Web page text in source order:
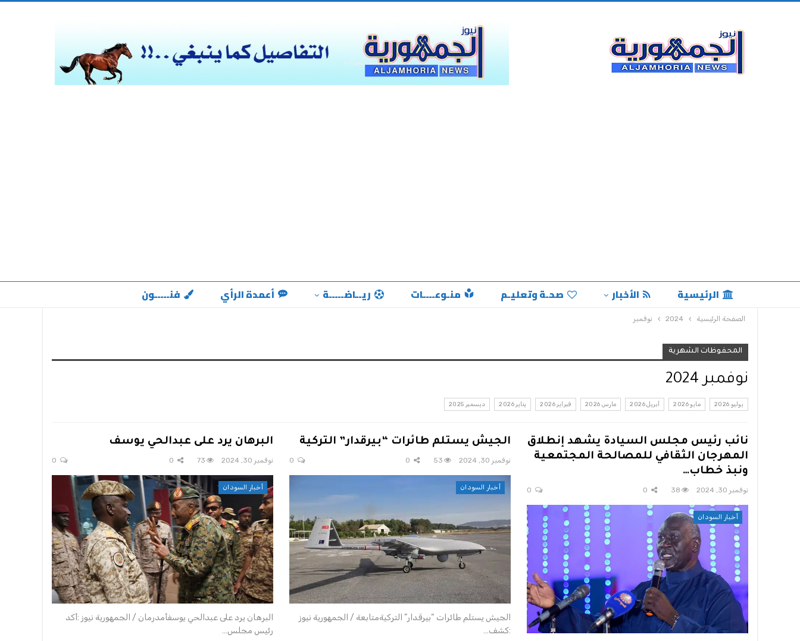
الرئيسية الأخبار صحـة وتعليـم منـوعــــات ريــاضـــــة أعمدة الرأي فنـــــون
الصفحة الرئيسية 2024 نوفمبر
المحفوظات الشهرية
نوفمبر 2024
يوليو 2026 مايو 2026 أبريل 2026 مارس 2026 فبراير 2026 يناير 2026 ديسمبر 2025
نائب رئيس مجلس السيادة يشهد إنطلاق
المهرجان الثقافي للمصالحة المجتمعية
ونبذ خطاب…
نوفمبر 30, 2024 38
أخبار السودان
الجيش يستلم طائرات “بيرقدار” التركية
نوفمبر 30, 2024 53
أخبار السودان
الجيش يستلم طائرات “بيرقدار” التركيةمتابعة / الجمهورية نيوز
:كشف…
البرهان يرد على عبدالحي يوسف
نوفمبر 30, 2024 73
أخبار السودان
البرهان يرد على عبدالحي يوسفأمدرمان / الجمهورية نيوز :أكد
رئيس مجلس…